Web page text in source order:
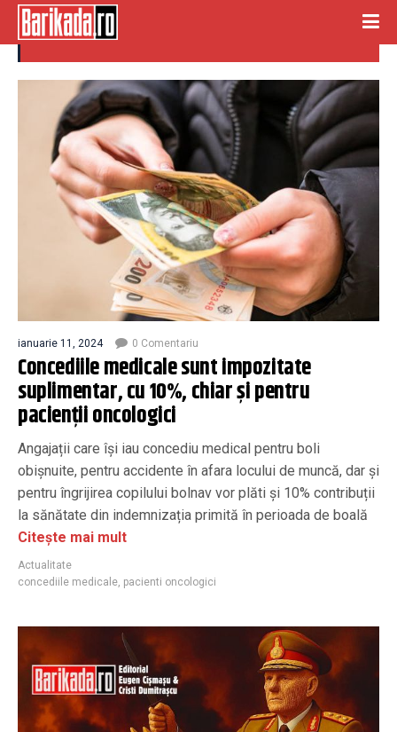
concediile medicale
ianuarie 11, 2024 0 Comentariu
Concediile medicale sunt impozitate
suplimentar, cu 10%, chiar și pentru
pacienții oncologici
Angajații care își iau concediu medical pentru boli
obișnuite, pentru accidente în afara locului de muncă, dar și
pentru îngrijirea copilului bolnav vor plăti și 10% contribuții
la sănătate din indemnizația primită în perioada de boală
Citește mai mult
Actualitate
concediile medicale, pacienti oncologici